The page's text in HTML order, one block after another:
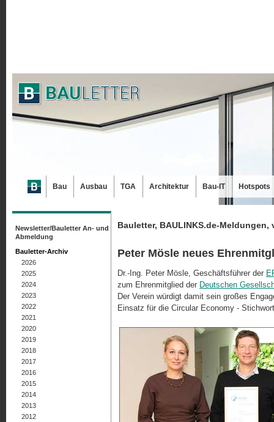
Bauletter, BAULINKS.de-Meldungen,
Peter Mösle neues
Dr.-Ing. Peter Mösle, Geschäftsführer der
zum Ehrenmitglied der Deutschen
Der Verein würdigt damit sein großes
Einsatz für die Circular Economy -
Newsletter/Bauletter An- und
Abmeldung
Bauletter-Archiv
2026
2025
2024
2023
2022
2021
2020
2019
2018
2017
2016
2015
2014
2013
2012
Bau Ausbau TGA Architektur Bau-IT Hotspots